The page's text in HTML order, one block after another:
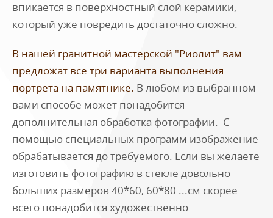
впикается в поверхностный слой керамики,
который уже повредить достаточно сложно.
В нашей гранитной мастерской "Риолит" вам
предложат все три варианта выполнения
портрета на памятнике. В любом из выбранном
вами способе может понадобится
дополнительная обработка фотографии. С
помощью специальных программ изображение
обрабатывается до требуемого. Если вы желаете
изготовить фотографию в стекле довольно
больших размеров 40*60, 60*80 ...см скорее
всего понадобится художественно